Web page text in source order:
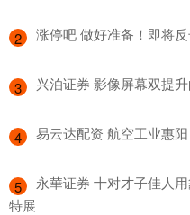
2 涨停吧 做好准备！即将
3 兴泊证券 影像屏幕双提
4 易云达配资 航空工业惠
5
永華证券 十对才子佳人
特展